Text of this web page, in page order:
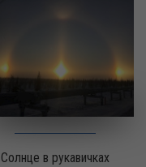
Солнце в рукавичках